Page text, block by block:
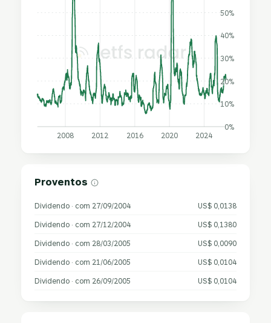
0%
10%
20%
30%
40%
50%
2008 2012 2016 2020 2024
Proventos
Dividendo · com 27/09/2004 US$ 0,0138
Dividendo · com 27/12/2004 US$ 0,1380
Dividendo · com 28/03/2005 US$ 0,0090
Dividendo · com 21/06/2005 US$ 0,0104
Dividendo · com 26/09/2005 US$ 0,0104